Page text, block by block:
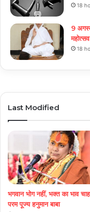
18
9
महोत्सव
18
Last Modified
भगवान भोग नहीं, भक्त का भाव
परम पूज्य हनुमान बाबा